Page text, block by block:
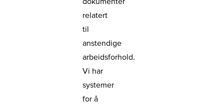
relatert
til
anstendige
arbeidsforhold.
Vi har
systemer
for å